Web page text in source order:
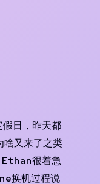
日，昨天都
啥又来了之类
很着急
换机过程说